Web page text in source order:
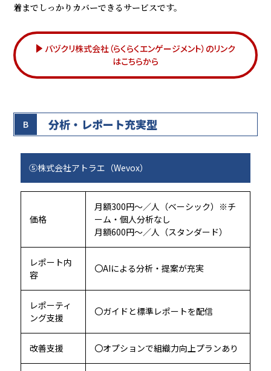
着までしっかりカバーできるサービスです。
バヅクリ株式会社（らくらくエンゲージメント）のリンク
はこちらから
B 分析・レポート充実型
⑤株式会社アトラエ（Wevox）
価格
月額300円～／人（ベーシック）※チ
ーム・個人分析なし
月額600円～／人（スタンダード）
レポート内
容
〇AIによる分析・提案が充実
レポーティ
ング支援
〇ガイドと標準レポートを配信
改善支援 〇オプションで組織力向上プランあり